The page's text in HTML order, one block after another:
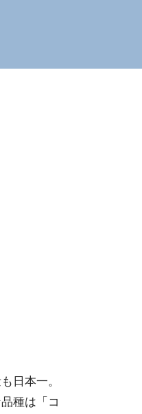
日本一。
種は「コ